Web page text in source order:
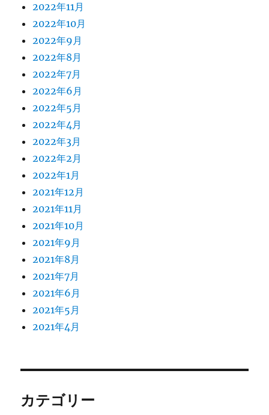
2022年11月
2022年10月
2022年9月
2022年8月
2022年7月
2022年6月
2022年5月
2022年4月
2022年3月
2022年2月
2022年1月
2021年12月
2021年11月
2021年10月
2021年9月
2021年8月
2021年7月
2021年6月
2021年5月
2021年4月
カテゴリー